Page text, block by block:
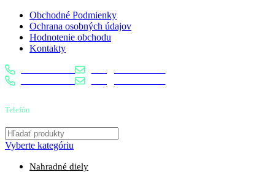
Obchodné Podmienky
Ochrana osobných údajov
Hodnotenie obchodu
Kontakty
0904 400 399
0904 400 399
Telefón
Vyberte kategóriu
Nahradné diely